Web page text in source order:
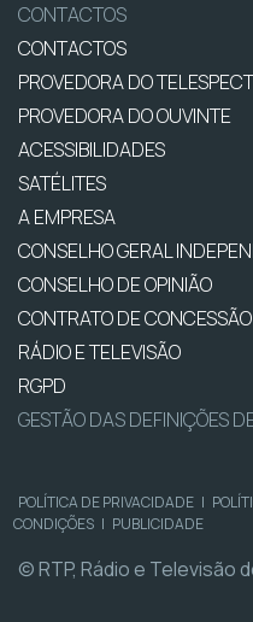
CONTACTOS
CONTACTOS
PROVEDORA DO
PROVEDORA DO OUVINTE
ACESSIBILIDADES
SATÉLITES
A EMPRESA
CONSELHO GERAL
CONSELHO DE OPINIÃO
CONTRATO DE
RÁDIO E TELEVISÃO
RGPD
GESTÃO DAS DEFINIÇÕES
POLÍTICA DE PRIVACIDADE |
CONDIÇÕES | PUBLICIDADE
© RTP, Rádio e Televisão